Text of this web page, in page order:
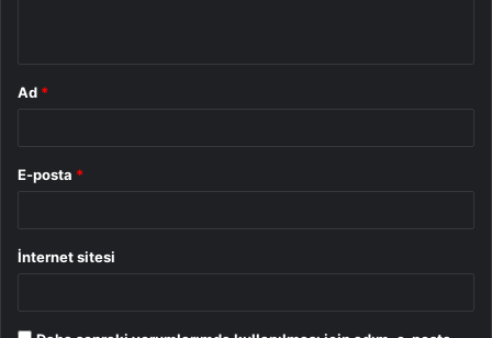
Ad *
E-posta *
İnternet sitesi